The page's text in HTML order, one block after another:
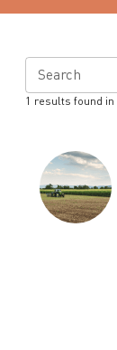
Search
1 results found in